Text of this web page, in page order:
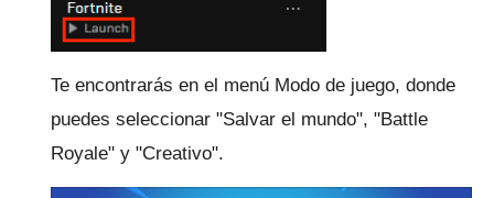
Te encontrarás en el menú Modo de juego, donde
puedes seleccionar "Salvar el mundo", "Battle
Royale" y "Creativo".